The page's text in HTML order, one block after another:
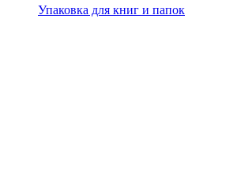
Упаковка для книг и папок